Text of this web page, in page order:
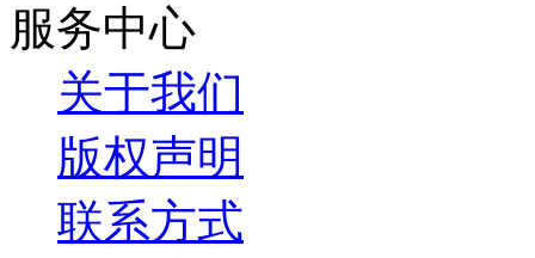
服务中心
关于我们
版权声明
联系方式